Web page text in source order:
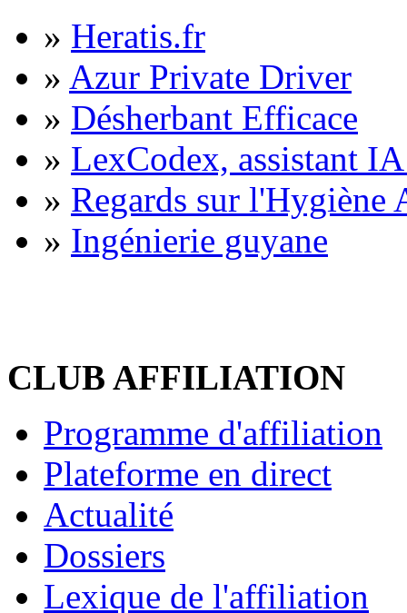
» Heratis.fr
» Azur Private Driver
» Désherbant Efficace
» LexCodex, assistant
» Regards sur l'Hygiène
» Ingénierie guyane
CLUB AFFILIATION
Programme d'affiliation
Plateforme en direct
Actualité
Dossiers
Lexique de l'affiliation